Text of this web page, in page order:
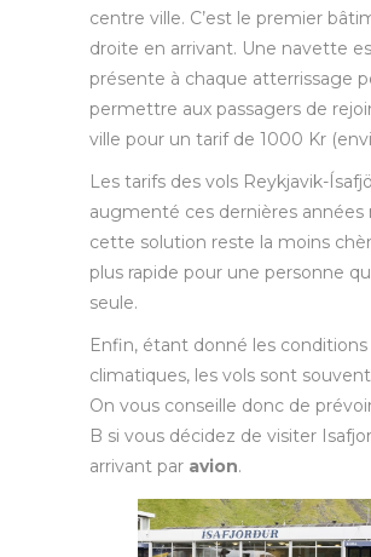
centre ville. C’est le premier
droite en arrivant. Une navette
présente à chaque atterrissage
permettre aux passagers de
ville pour un tarif de 1000 Kr
Les tarifs des vols Reykjavik-
augmenté ces dernières années
cette solution reste la moins
plus rapide pour une personne
seule.
Enfin, étant donné les conditions
climatiques, les vols sont
On vous conseille donc de
B si vous décidez de visiter
arrivant par avion.